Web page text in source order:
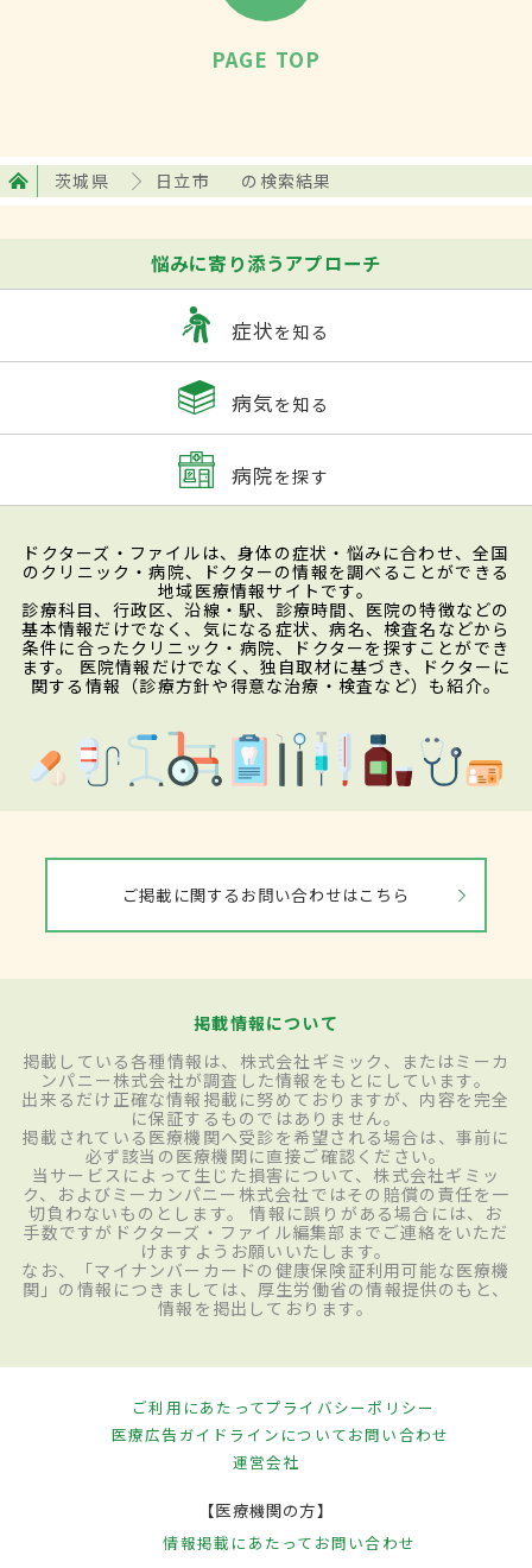
PAGE TOP
茨城県 日立市 の検索結果
悩みに寄り添うアプローチ
症状を知る
病気を知る
病院を探す
ドクターズ・ファイルは、身体の症状・悩みに合わせ、全国
のクリニック・病院、ドクターの情報を調べることができる
地域医療情報サイトです。
診療科目、行政区、沿線・駅、診療時間、医院の特徴などの
基本情報だけでなく、気になる症状、病名、検査名などから
条件に合ったクリニック・病院、ドクターを探すことができ
ます。 医院情報だけでなく、独自取材に基づき、ドクターに
関する情報（診療方針や得意な治療・検査など）も紹介。
ご掲載に関するお問い合わせはこちら
掲載情報について
掲載している各種情報は、株式会社ギミック、またはミーカ
ンパニー株式会社が調査した情報をもとにしています。
出来るだけ正確な情報掲載に努めておりますが、内容を完全
に保証するものではありません。
掲載されている医療機関へ受診を希望される場合は、事前に
必ず該当の医療機関に直接ご確認ください。
当サービスによって生じた損害について、株式会社ギミッ
ク、およびミーカンパニー株式会社ではその賠償の責任を一
切負わないものとします。 情報に誤りがある場合には、お
手数ですがドクターズ・ファイル編集部までご連絡をいただ
けますようお願いいたします。
なお、「マイナンバーカードの健康保険証利用可能な医療機
関」の情報につきましては、厚生労働省の情報提供のもと、
情報を掲出しております。
ご利用にあたってプライバシーポリシー
医療広告ガイドラインについてお問い合わせ
運営会社
【医療機関の方】
情報掲載にあたって お問い合わせ